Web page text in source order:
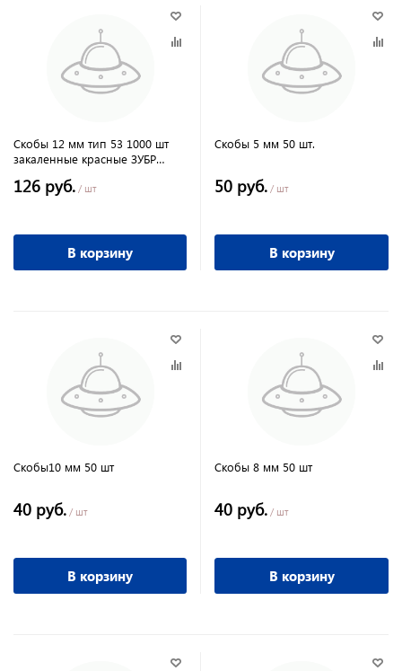
Скобы 12 мм тип 53 1000 шт
закаленные красные ЗУБР
126 руб. / шт
В корзину
Скобы 5 мм 50 шт.
50 руб. / шт
В корзину
Скобы10 мм 50 шт
40 руб. / шт
В корзину
Скобы 8 мм 50 шт
40 руб. / шт
В корзину